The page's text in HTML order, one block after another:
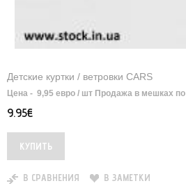
Детские куртки / ветровки CARS
Цена - 9,95 евро / шт Продажа в мешках по
9.95€
В СРАВНЕНИЯ В ЗАМЕТКИ